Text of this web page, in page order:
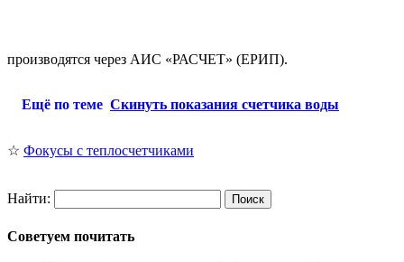
производятся через АИС «РАСЧЕТ» (ЕРИП).
Ещё по теме Скинуть показания счетчика воды
☆ Фокусы с теплосчетчиками
Найти:
Советуем почитать